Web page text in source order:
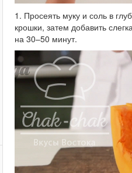
1. Просеять муку и соль в
крошки, затем добавить
на 30–50 минут.